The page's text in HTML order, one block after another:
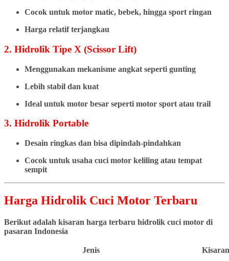
Cocok untuk motor matic, bebek, hingga sport ringan
Harga relatif terjangkau
2. Hidrolik Tipe X (Scissor Lift)
Menggunakan mekanisme angkat seperti gunting
Lebih stabil dan kuat
Ideal untuk motor besar seperti motor sport atau trail
3. Hidrolik Portable
Desain ringkas dan bisa dipindah-pindahkan
Cocok untuk usaha cuci motor keliling atau tempat
sempit
Harga Hidrolik Cuci Motor Terbaru
Berikut adalah kisaran harga terbaru hidrolik cuci motor di
pasaran Indonesia
Jenis